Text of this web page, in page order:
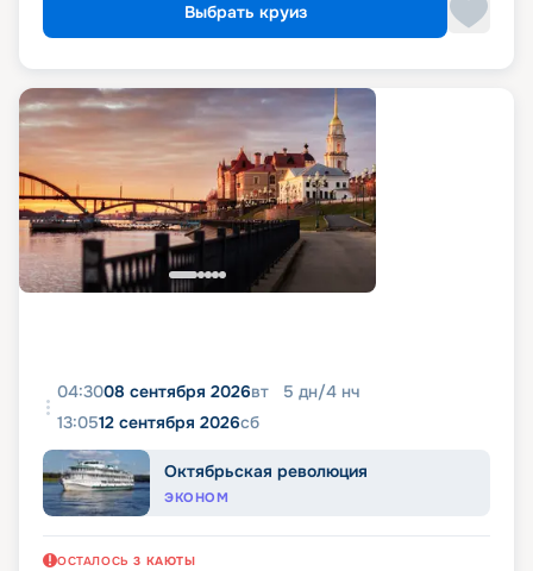
Выбрать круиз
04:3008 сентября 2026вт 5 дн/4 нч
13:0512 сентября 2026сб
Октябрьская революция
ЭКОНОМ
ОСТАЛОСЬ 3 КАЮТЫ